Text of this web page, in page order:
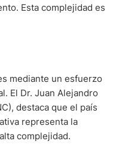
Esta complejidad es
mediante un esfuerzo
El Dr. Juan Alejandro
destaca que el país
representa la
complejidad.